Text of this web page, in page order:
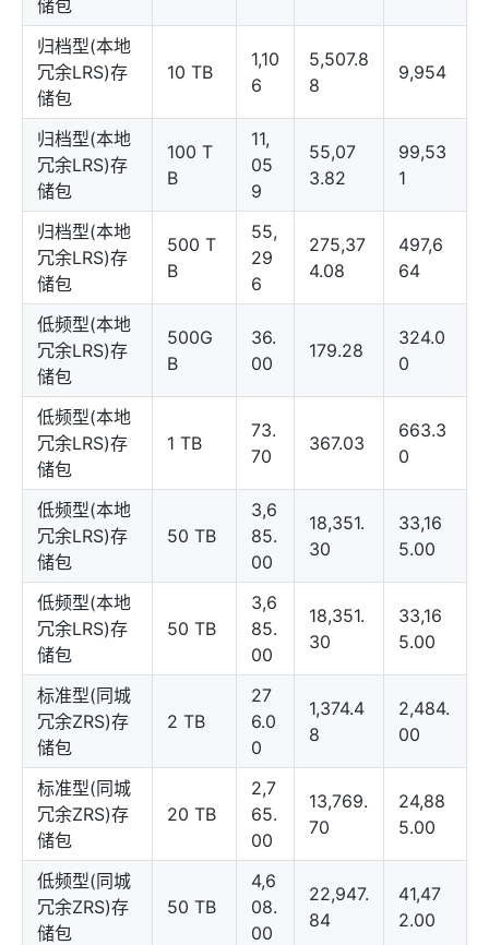
储包
归档型(本地
冗余LRS)存
储包
10 TB
1,10
6
5,507.8
8
9,954
归档型(本地
冗余LRS)存
储包
100 T
B
11,
05
9
55,07
3.82
99,53
1
归档型(本地
冗余LRS)存
储包
500 T
B
55,
29
6
275,37
4.08
497,6
64
低频型(本地
冗余LRS)存
储包
500G
B
36.
00
179.28
324.0
0
低频型(本地
冗余LRS)存
储包
1 TB
73.
70
367.03
663.3
0
低频型(本地
冗余LRS)存
储包
50 TB
3,6
85.
00
18,351.
30
33,16
5.00
低频型(本地
冗余LRS)存
储包
50 TB
3,6
85.
00
18,351.
30
33,16
5.00
标准型(同城
冗余ZRS)存
储包
2 TB
27
6.0
0
1,374.4
8
2,484.
00
标准型(同城
冗余ZRS)存
储包
20 TB
2,7
65.
00
13,769.
70
24,88
5.00
低频型(同城
冗余ZRS)存
储包
50 TB
4,6
08.
00
22,947.
84
41,47
2.00